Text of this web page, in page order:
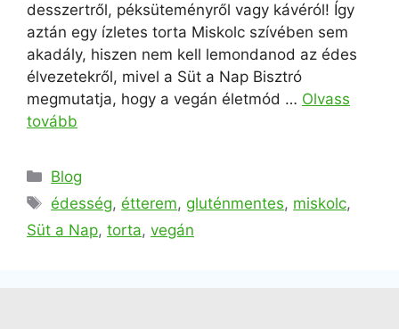
desszertről, péksüteményről vagy kávéról! Így
aztán egy ízletes torta Miskolc szívében sem
akadály, hiszen nem kell lemondanod az édes
élvezetekről, mivel a Süt a Nap Bisztró
megmutatja, hogy a vegán életmód … Olvass
tovább
Blog
édesség,étterem, gluténmentes, miskolc,
Süt a Nap, torta, vegán